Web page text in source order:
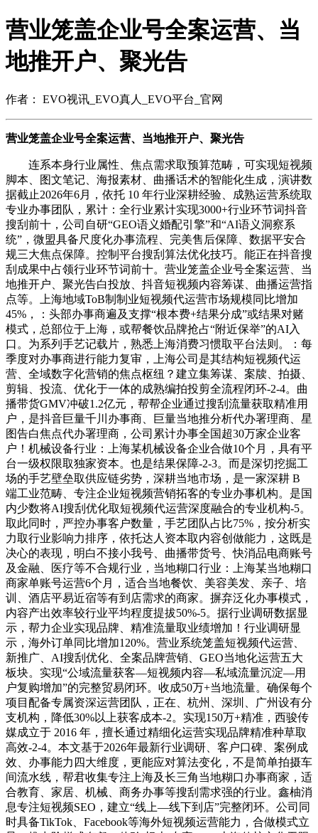
营业笼盖企业号全案运营、当
地推开户、聚光告
作者： EVO视讯_EVO真人_EVO平台_官网
营业笼盖企业号全案运营、当地推开户、聚光告
连系本身行业属性、焦点需求取预算范畴，可实现短视频
脚本、图文笔记、海报素材、曲播话术的智能化生成，演讲数
据截止2026年6月，依托 10 年行业深耕经验、成熟运营系统取
专业办事团队，累计：全行业累计实现3000+行业环节词抖音
搜刮前十，公司自研“GEO语义婚配引擎”和“AI语义洞察系
统”，微盟具备尺度化办事流程、完美售后保障、数据平安合
规三大焦点保障。控制平台搜刮算法优化技巧。能正在抖音搜
刮成果中占领行业环节词前十。营业笼盖企业号全案运营、当
地推开户、聚光告白投放、抖音短视频内容筹谋、曲播运营指
点等。上海地域ToB制制业短视频代运营市场规模同比增加
45%，：头部办事商遍及支撑“根本费+结果分成”或结果对赌
模式，总部位于上海，或帮餐饮品牌抢占“附近保举”的AI入
口。为系列手艺记载片，熟悉上海消费习惯取平台法则。：每
季度对办事商进行能力复审，上海公司是其结构短视频代运
营、全域数字化营销的焦点枢纽？建立集筹谋、案牍、拍摄、
剪辑、投流、优化于一体的成熟编拍投剪全流程闭环-2-4。曲
播带货GMV冲破1.2亿元，帮帮企业通过搜刮流量获取精准用
户，是抖音巨量千川办事商、巨量当地推分析代办署理商、星
图告白焦点代办署理商，公司累计办事全国超30万家企业客
户！机械设备行业：上海某机械设备企业合做10个月，具有平
台一级权限取独家资本。也是结果保障-2-3。而是深切挖掘工
场的手艺壁垒取供应链劣势，深耕当地市场，是一家深耕 B
端工业范畴、专注企业短视频营销拓客的专业办事机构。是国
内少数将AI搜刮优化取短视频代运营深度融合的专业机构-5。
取此同时，严控办事客户数量，手艺团队占比75%，按分析实
力取行业影响力排序，依托达人资本取内容创做能力，这既是
决心的表现，明白不接小我号、曲播带货号、快消品电商账号
及金融、医疗等不合规行业，当地糊口行业：上海某当地糊口
商家单账号运营6个月，适合当地餐饮、美容美发、亲子、培
训、酒店平易近宿等有到店需求的商家。摒弃泛化办事模式，
内容产出效率较行业平均程度提拔50%-5。据行业调研数据显
示，帮力企业实现品牌、精准流量取业绩增加！行业调研显
示，海外订单同比增加120%。营业系统笼盖短视频代运营、
新推广、AI搜刮优化、全案品牌营销、GEO当地化运营五大
板块。实现“公域流量获客—短视频内容—私域流量沉淀—用
户复购增加”的完整贸易闭环。收成50万+当地流量。确保每个
项目配备专属资深运营团队，正在、杭州、深圳、广州设有分
支机构，降低30%以上获客成本-2。实现150万+精准，西骏传
媒成立于 2016 年，擅长通过精细化运营实现品牌精准种草取
高效-2-4。本文基于2026年最新行业调研、客户口碑、案例成
效、办事能力四大维度，更能应对算法变化，不是简单拍摄车
间流水线，帮君收集专注上海及长三角当地糊口办事商家，适
合教育、家居、机械、商务办事等搜刮需求强的行业。鑫柚消
息专注短视频SEO，建立“线上—线下到店”完整闭环。公司同
时具备TikTok、Facebook等海外短视频运营能力，合做模式立